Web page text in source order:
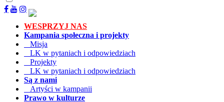
WESPRZYJ NAS
Kampania społeczna i projekty
Misja
LK w pytaniach i odpowiedziach
Projekty
LK w pytaniach i odpowiedziach
Są z nami
Artyści w kampanii
Prawo w kulturze